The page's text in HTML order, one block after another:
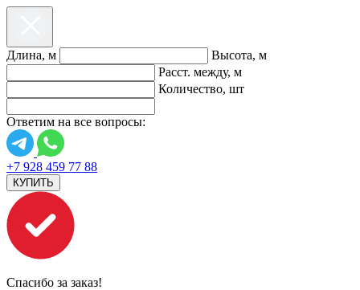
Длина, м
Высота, м
Расст. между, м
Количество, шт
Ответим на все вопросы:
+7 928 459 77 88
КУПИТЬ
Спасибо за заказ!